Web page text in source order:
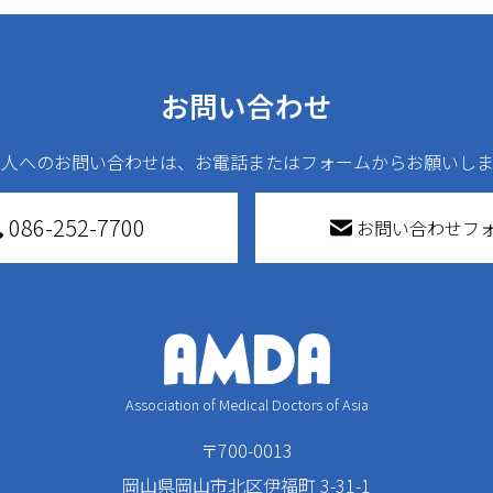
お問い合わせ
へのお問い合わせは、お電話またはフォームからお願いしま
086-252-7700 お問い合わせフ
Association of Medical Doctors of Asia
〒700-0013
岡山県岡山市北区伊福町 3-31-1